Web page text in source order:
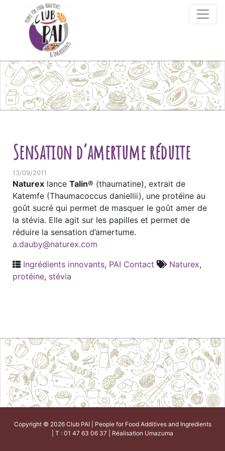
Skip to content
Sensation d’amertume réduite
13/09/2011
Naturex lance Talin® (thaumatine), extrait de
Katemfe (Thaumacoccus daniellii), une protéine au
goût sucré qui permet de masquer le goût amer de
la stévia. Elle agit sur les papilles et permet de
réduire la sensation d’amertume.
a.dauby@naturex.com
Ingrédients innovants, PAI Contact Naturex,
protéine, stévia
Copyright © 2026 Club PAI | People for Food Additives and Ingredients
| T : 01 47 63 06 37 | Réalisation Umazuma